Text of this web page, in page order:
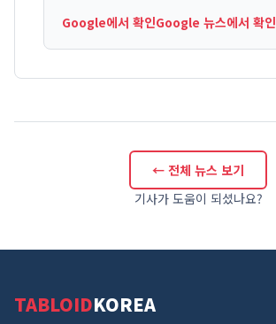
Google에서 확인Google 뉴스에서 확인
← 전체 뉴스 보기
기사가 도움이 되셨나요?
TABLOIDKOREA